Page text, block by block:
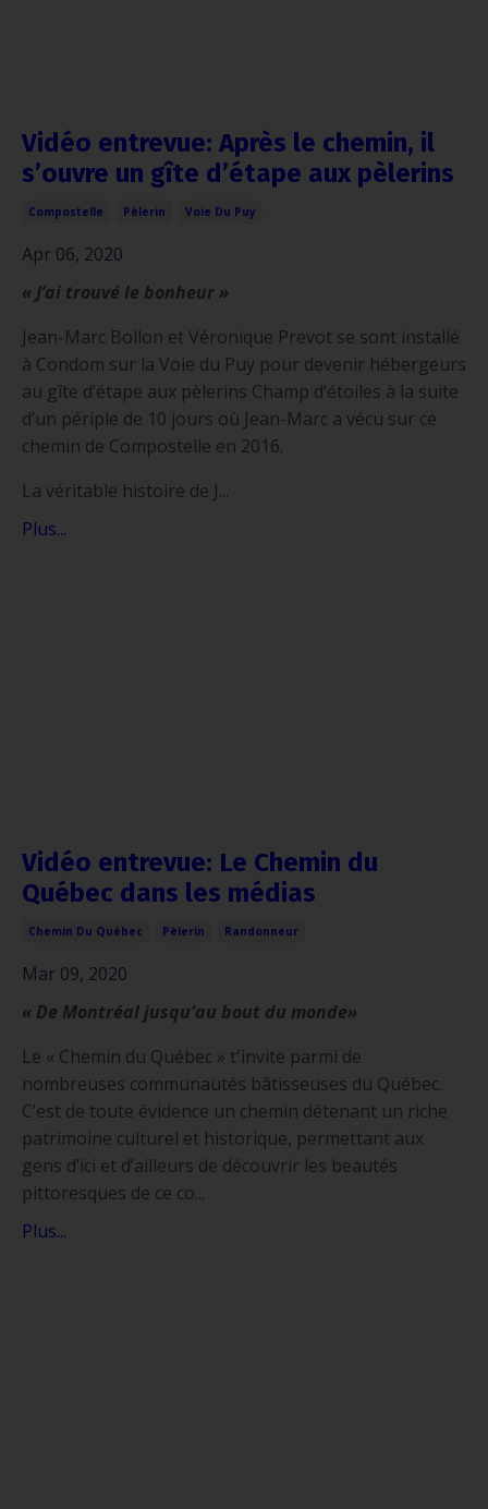
Vidéo entrevue: Après le chemin, il
s’ouvre un gîte d’étape aux pèlerins
Compostelle Pèlerin Voie Du Puy
Apr 06, 2020
« J’ai trouvé le bonheur »
Jean-Marc Bollon et Véronique Prevot se sont installé
à Condom sur la Voie du Puy pour devenir hébergeurs
au gîte d’étape aux pèlerins Champ d’étoiles à la suite
d’un périple de 10 jours où Jean-Marc a vécu sur ce
chemin de Compostelle en 2016.
La véritable histoire de J...
Plus...
Vidéo entrevue: Le Chemin du
Québec dans les médias
Chemin Du Québec Pèlerin Randonneur
Mar 09, 2020
« De Montréal jusqu'au bout du monde»
Le « Chemin du Québec » t'invite parmi de
nombreuses communautés bâtisseuses du Québec.
C’est de toute évidence un chemin détenant un riche
patrimoine culturel et historique, permettant aux
gens d’ici et d’ailleurs de découvrir les beautés
pittoresques de ce co...
Plus...